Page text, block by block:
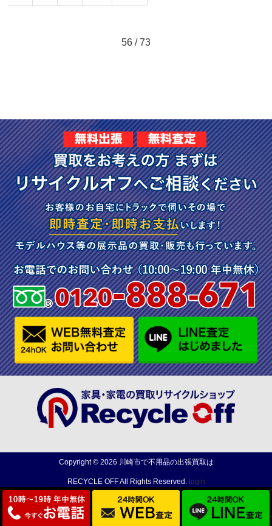
56 / 73
Copyright © 2026 川崎市で不用品の出張買取は
RECYCLE OFFAll Rights Reserved. login